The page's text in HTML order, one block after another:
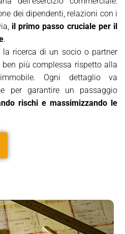
dei dipendenti, relazioni con i
il primo passo cruciale per il
.
la ricerca di un socio o partner
ben più complessa rispetto alla
Ogni dettaglio va
per garantire un passaggio
rischi e massimizzando le